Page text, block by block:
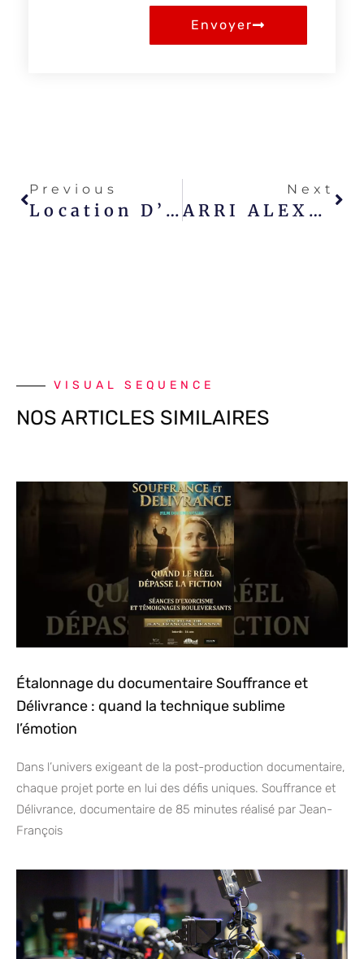
Envoyer
Previous
Location D’un Transmetteur Teradek HF BOLT LT 500 HD-SDI À Nice, Marseille Et Monaco
Next
ARRI ALEXA 35 – La Plus Petite Et La Plus Performante Des Caméras
VISUAL SEQUENCE
NOS ARTICLES SIMILAIRES
Étalonnage du documentaire Souffrance et
Délivrance : quand la technique sublime
l’émotion
Dans l’univers exigeant de la post-production documentaire,
chaque projet porte en lui des défis uniques. Souffrance et
Délivrance, documentaire de 85 minutes réalisé par Jean-
François